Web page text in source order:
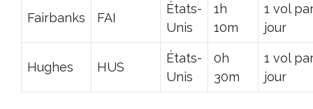
Fairbanks FAI
États-
Unis
1h
10m
1 vol
jour
Hughes HUS
États-
Unis
0h
30m
1 vol
jour